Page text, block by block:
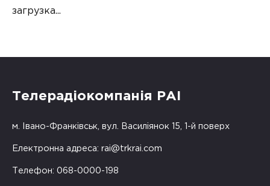
загрузка...
Телерадіокомпанія РАІ
м. Івано-Франківськ, вул. Василіянок 15, 1-й поверх
Електронна адреса: rai@trkrai.com
Телефон: 068-0000-198